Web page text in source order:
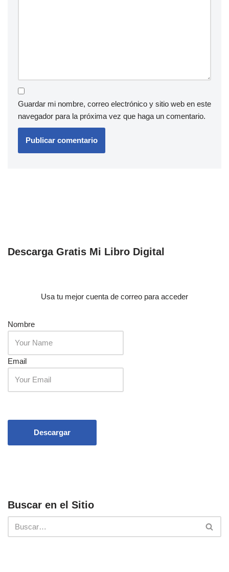
Guardar mi nombre, correo electrónico y sitio web en este
navegador para la próxima vez que haga un comentario.
Descarga Gratis Mi Libro Digital
Usa tu mejor cuenta de correo para acceder
Nombre
Email
Descargar
Buscar en el Sitio